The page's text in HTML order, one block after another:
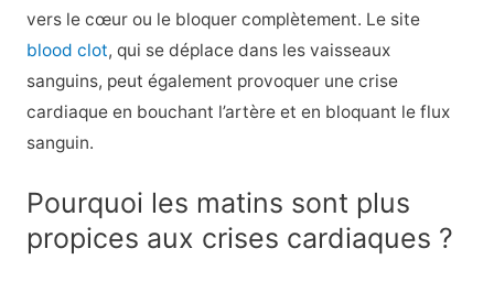
vers le cœur ou le bloquer complètement. Le site
blood clot, qui se déplace dans les vaisseaux
sanguins, peut également provoquer une crise
cardiaque en bouchant l’artère et en bloquant le flux
sanguin.
Pourquoi les matins sont plus
propices aux crises cardiaques ?